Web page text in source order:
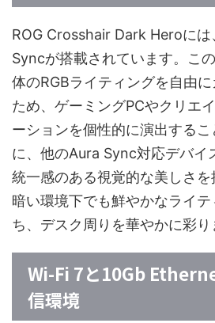
ROG Crosshair Dark Heroには
Syncが搭載されています。こ
体のRGBライティングを自由
ため、ゲーミングPCやクリエ
ーションを個性的に演出する
に、他のAura Sync対応デバイ
統一感のある視覚的な美しさを
暗い環境下でも鮮やかなライ
ち、デスク周りを華やかに彩り
Wi-Fi 7と10Gb
信環境